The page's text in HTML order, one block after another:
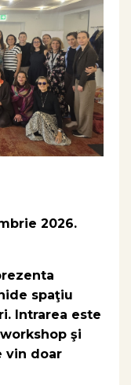
2026.
spaţiu
Intrarea este
şi
vin doar